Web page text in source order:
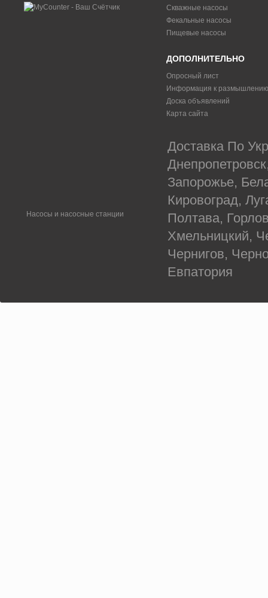
Скважные насосы
Фекальные насосы
Пищевые насосы
ДОПОЛНИТЕЛЬНО
Опросный лист
Информация к размышлению
Доска объявлений
Карта сайта
Насосы и насосные станции
Доставка По
Запорожье,
Кировоград,
Полтава,
Хмельницкий,
Чернигов,
Евпатория